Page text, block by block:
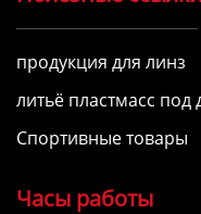
продукция для линз
литьё пластмасс под
Спортивные товары
Часы работы